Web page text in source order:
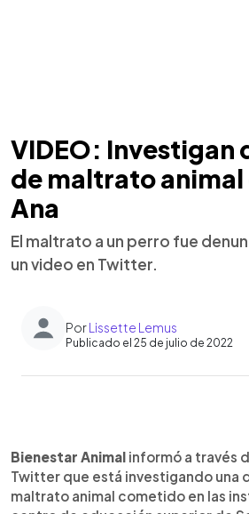
VIDEO: Investigan
de maltrato animal
Ana
El maltrato a un perro fue
un video en Twitter.
PorLissette Lemus
Publicado el 25 de julio de 2022
Escuchar artículo
Bienestar Animal informó a través
Twitter que está investigando una
maltrato animal cometido en las